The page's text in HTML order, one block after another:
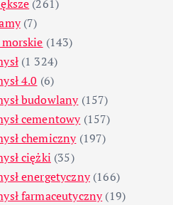
(261)
(7)
(143)
(1 324)
4.0 (6)
budowlany(157)
cementowy(157)
chemiczny(197)
ciężki (35)
energetyczny(166)
farmaceutyczny(19)